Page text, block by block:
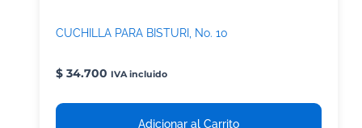
CUCHILLA PARA BISTURI, No. 10
$ 34.700 IVA incluido
Adicionar al Carrito